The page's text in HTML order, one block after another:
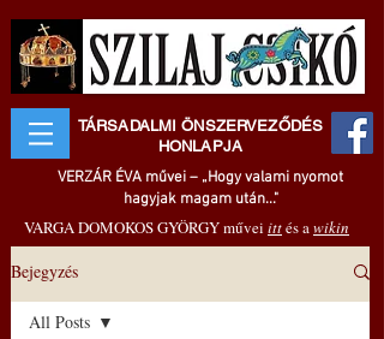
TÁRSADALMI ÖNSZERVEZŐDÉS
HONLAPJA
VERZÁR ÉVA művei – „Hogy valami nyomot
hagyjak magam után..."
VARGA DOMOKOS GYÖRGY művei ittés awikin
Bejegyzés
All Posts